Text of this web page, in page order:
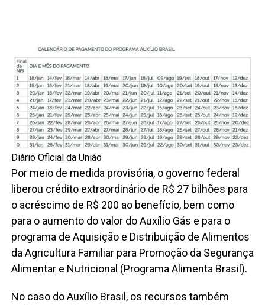
Diário Oficial da União
Por meio de medida provisória, o governo federal
liberou crédito extraordinário de R$ 27 bilhões para
o acréscimo de R$ 200 ao benefício, bem como
para o aumento do valor do Auxílio Gás e para o
programa de Aquisição e Distribuição de Alimentos
da Agricultura Familiar para Promoção da Segurança
Alimentar e Nutricional (Programa Alimenta Brasil).
No caso do Auxílio Brasil, os recursos também